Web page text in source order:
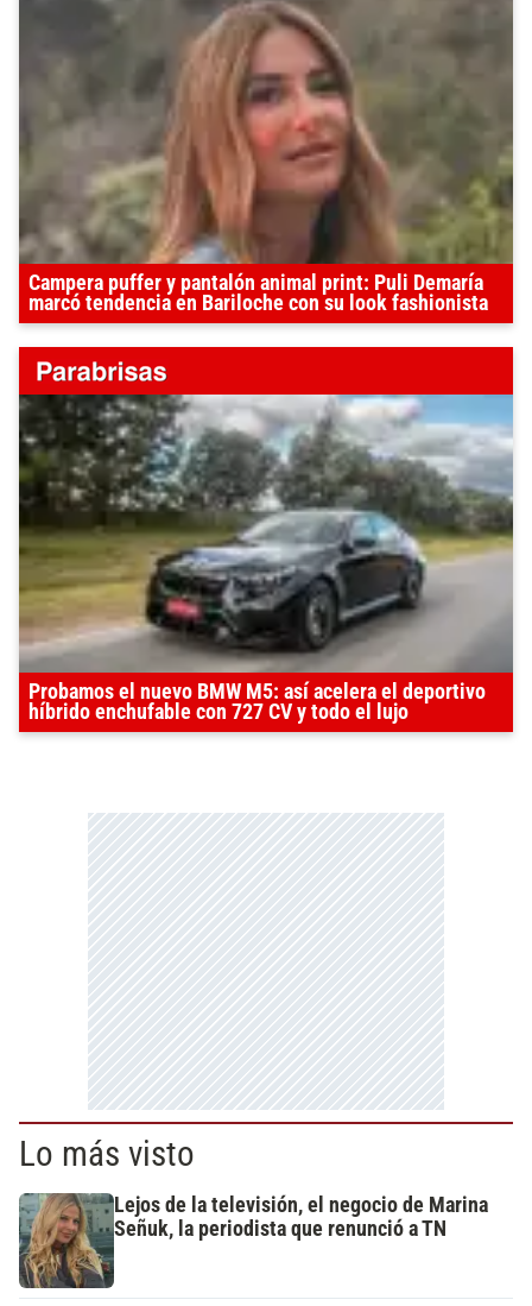
Campera puffer y pantalón animal print: Puli Demaría
marcó tendencia en Bariloche con su look fashionista
Probamos el nuevo BMW M5: así acelera el deportivo
híbrido enchufable con 727 CV y todo el lujo
Lo más visto
Lejos de la televisión, el negocio de Marina
Señuk, la periodista que renunció a TN